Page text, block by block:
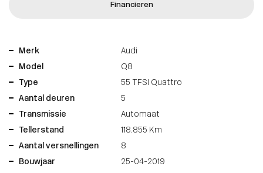
Financieren
Merk
Audi
Model
Q8
Type
55 TFSI Quattro
Aantal deuren
5
Transmissie
Automaat
Tellerstand
118.855 Km
Aantal versnellingen
8
Bouwjaar
25-04-2019